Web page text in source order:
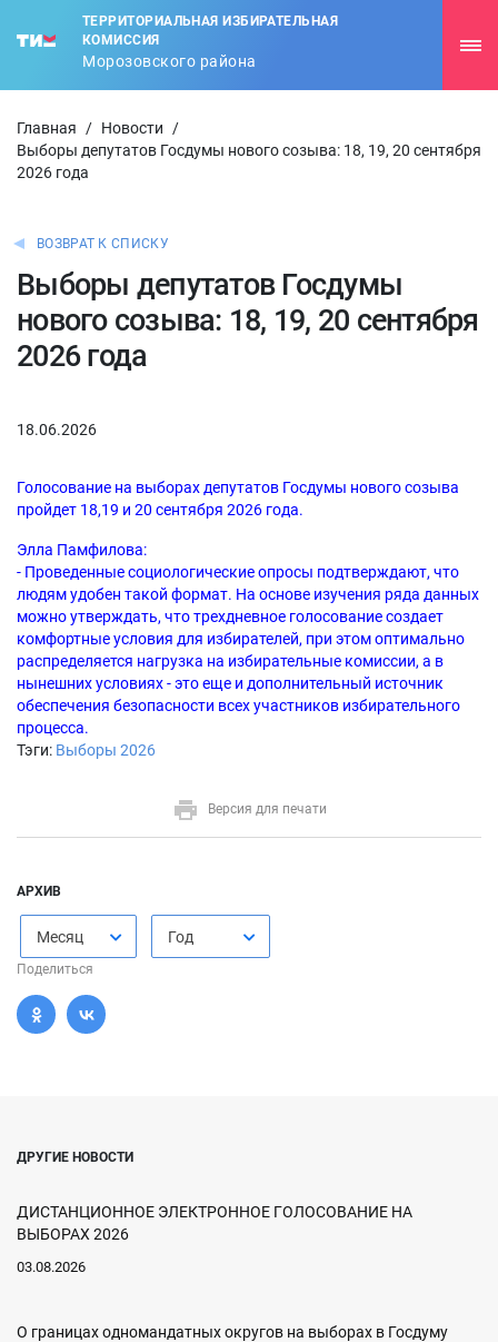
ТЕРРИТОРИАЛЬНАЯ ИЗБИРАТЕЛЬНАЯ
КОМИССИЯ
Морозовского района
Главная / Новости
/
Выборы депутатов Госдумы нового созыва: 18, 19, 20 сентября
2026 года
ВОЗВРАТ К СПИСКУ
Выборы депутатов Госдумы
нового созыва: 18, 19, 20 сентября
2026 года
18.06.2026
Голосование на выборах депутатов Госдумы нового созыва
пройдет 18,19 и 20 сентября 2026 года.
Элла Памфилова:
- Проведенные социологические опросы подтверждают, что
людям удобен такой формат. На основе изучения ряда данных
можно утверждать, что трехдневное голосование создает
комфортные условия для избирателей, при этом оптимально
распределяется нагрузка на избирательные комиссии, а в
нынешних условиях - это еще и дополнительный источник
обеспечения безопасности всех участников избирательного
процесса.
Тэги: Выборы 2026
Версия для печати
АРХИВ
Месяц Год
Поделиться
ДРУГИЕ НОВОСТИ
ДИСТАНЦИОННОЕ ЭЛЕКТРОННОЕ ГОЛОСОВАНИЕ НА
ВЫБОРАХ 2026
03.08.2026
О границах одномандатных округов на выборах в Госдуму